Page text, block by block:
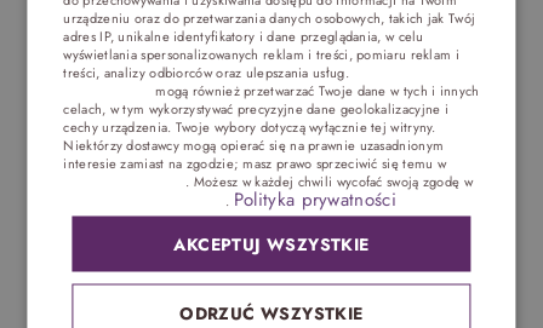
Nordic Walking nad
Bałtykiem
Nasza ostatnia propozycja to Nordic Walking,
rodzaj aktywności polegający na spacerach ze
specjalnymi kijkami. Ta forma rekreacji cieszy się
rosnącym zainteresowaniem turystów
odwiedzających Jastrzębią Górę. Pozwala niejako
„przy okazji” zwiedzania czy podziwiania widoków
prowadzić trening angażujący całe ciało. W trakcie
POLISH
ENGLISH
GERMAN
CZECH
urządzeniu oraz do przetwarzania danych osobowych, takich jak Twój
adres IP, unikalne identyfikatory i dane przeglądania, w celu
wyświetlania spersonalizowanych reklam i treści, pomiaru reklam i
treści, analizy odbiorców oraz ulepszania usług.
mogą również przetwarzać Twoje dane w tych i innych
celach, w tym wykorzystywać precyzyjne dane geolokalizacyjne i
cechy urządzenia. Twoje wybory dotyczą wyłącznie tej witryny.
Niektórzy dostawcy mogą opierać się na prawnie uzasadnionym
interesie zamiast na zgodzie; masz prawo sprzeciwić się temu w
. Możesz w każdej chwili wycofać swoją zgodę w
Polityka prywatności
AKCEPTUJ WSZYSTKIE
ODRZUĆ WSZYSTKIE